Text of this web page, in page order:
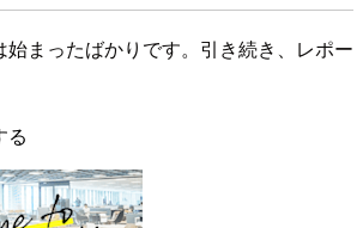
始まったばかりです。引き続き、レポー
る